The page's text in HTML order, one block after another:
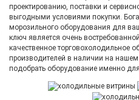
проектированию, поставки и
выгодными условиями покупки.
морозильного оборудования для
ключ является очень
качественное торговохолодильное
производителей в наличии на
подобрать оборудование именно